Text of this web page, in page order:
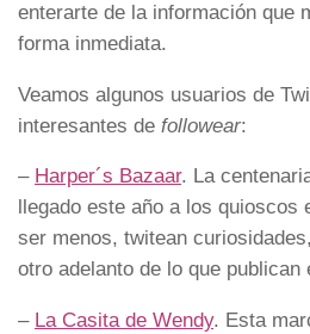
enterarte de la información que
forma inmediata.
Veamos algunos usuarios de
interesantes de followear:
– Harper´s Bazaar. La
llegado este año a los quioscos
ser menos, twitean
otro adelanto de lo que publican
– La Casita de Wendy. Esta